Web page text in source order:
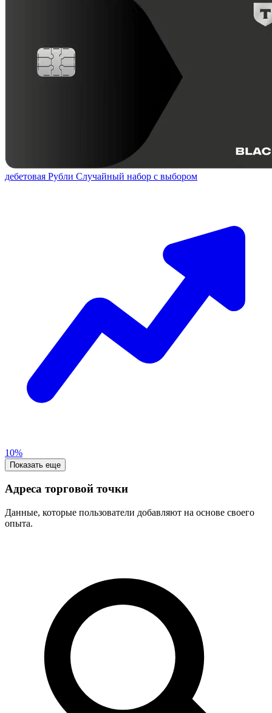
дебетовая Рубли Случайный набор с выбором
10%
Показать еще
Адреса торговой точки
Данные, которые пользователи добавляют на основе своего
опыта.